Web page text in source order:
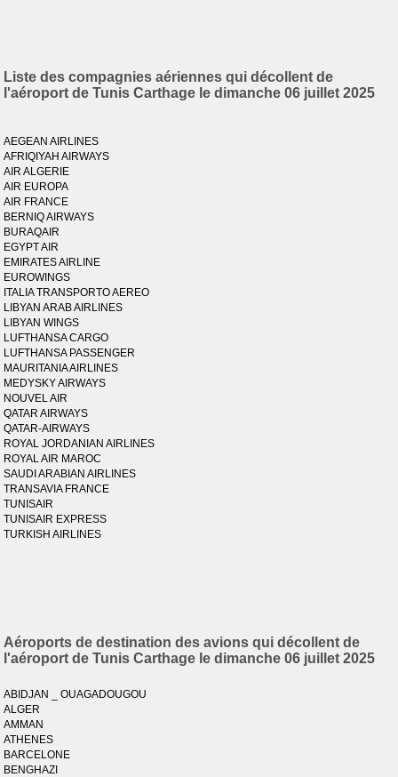
Liste des compagnies aériennes qui décollent de
l'aéroport de Tunis Carthage le dimanche 06 juillet 2025
AEGEAN AIRLINES
AFRIQIYAH AIRWAYS
AIR ALGERIE
AIR EUROPA
AIR FRANCE
BERNIQ AIRWAYS
BURAQAIR
EGYPT AIR
EMIRATES AIRLINE
EUROWINGS
ITALIA TRANSPORTO AEREO
LIBYAN ARAB AIRLINES
LIBYAN WINGS
LUFTHANSA CARGO
LUFTHANSA PASSENGER
MAURITANIA AIRLINES
MEDYSKY AIRWAYS
NOUVEL AIR
QATAR AIRWAYS
QATAR-AIRWAYS
ROYAL JORDANIAN AIRLINES
ROYAL AIR MAROC
SAUDI ARABIAN AIRLINES
TRANSAVIA FRANCE
TUNISAIR
TUNISAIR EXPRESS
TURKISH AIRLINES
Aéroports de destination des avions qui décollent de
l'aéroport de Tunis Carthage le dimanche 06 juillet 2025
ABIDJAN _ OUAGADOUGOU
ALGER
AMMAN
ATHENES
BARCELONE
BENGHAZI